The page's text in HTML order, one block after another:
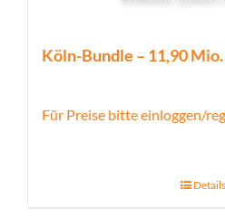
Köln-Bundle – 11,90
Für Preise bitte einloggen/
Details